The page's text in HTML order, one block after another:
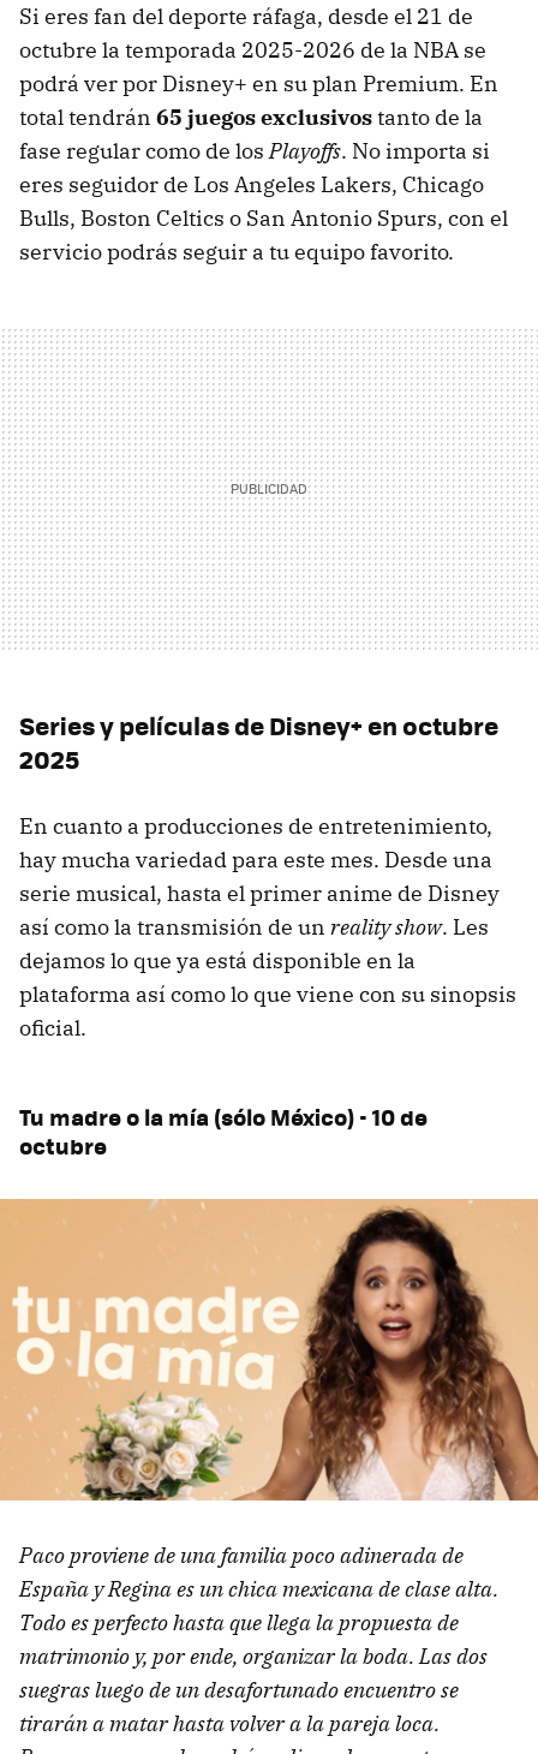
Si eres fan del deporte ráfaga, desde el 21 de
octubre la temporada 2025-2026 de la NBA se
podrá ver por Disney+ en su plan Premium. En
total tendrán 65 juegos exclusivostanto de la
fase regular como de los Playoffs. No importa si
eres seguidor de Los Angeles Lakers, Chicago
Bulls, Boston Celtics o San Antonio Spurs, con el
servicio podrás seguir a tu equipo favorito.
Series y películas de Disney+ en octubre
2025
En cuanto a producciones de entretenimiento,
hay mucha variedad para este mes. Desde una
serie musical, hasta el primer anime de Disney
así como la transmisión de un reality show. Les
dejamos lo que ya está disponible en la
plataforma así como lo que viene con su sinopsis
oficial.
Tu madre o la mía (sólo México) - 10 de
octubre
Paco proviene de una familia poco adinerada de
España y Regina es un chica mexicana de clase alta.
Todo es perfecto hasta que llega la propuesta de
matrimonio y, por ende, organizar la boda. Las dos
suegras luego de un desafortunado encuentro se
tirarán a matar hasta volver a la pareja loca.